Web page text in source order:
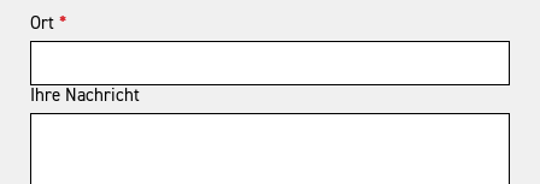
Ort *
Ihre Nachricht